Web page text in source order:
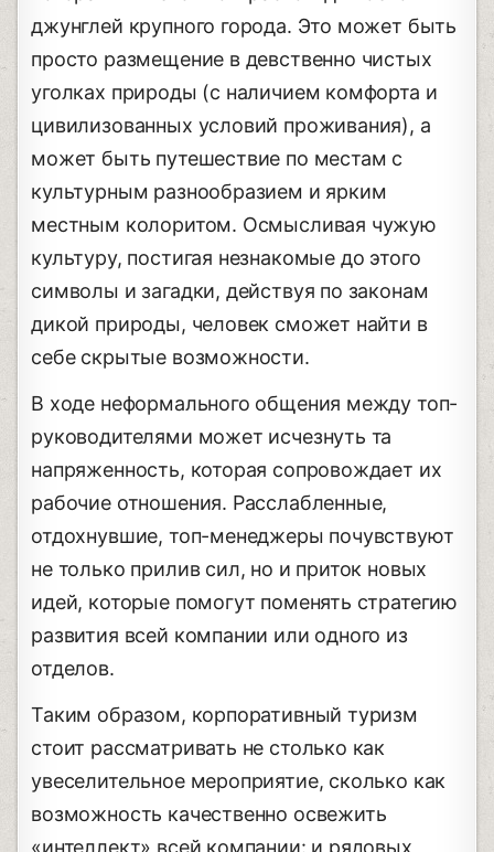
джунглей крупного города. Это может быть
просто размещение в девственно чистых
уголках природы (с наличием комфорта и
цивилизованных условий проживания), а
может быть путешествие по местам с
культурным разнообразием и ярким
местным колоритом. Осмысливая чужую
культуру, постигая незнакомые до этого
символы и загадки, действуя по законам
дикой природы, человек сможет найти в
себе скрытые возможности.
В ходе неформального общения между топ-
руководителями может исчезнуть та
напряженность, которая сопровождает их
рабочие отношения. Расслабленные,
отдохнувшие, топ-менеджеры почувствуют
не только прилив сил, но и приток новых
идей, которые помогут поменять стратегию
развития всей компании или одного из
отделов.
Таким образом, корпоративный туризм
стоит рассматривать не столько как
увеселительное мероприятие, сколько как
возможность качественно освежить
«интеллект» всей компании: и рядовых